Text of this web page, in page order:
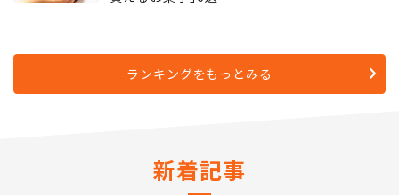
ランキングをもっとみる
新着記事